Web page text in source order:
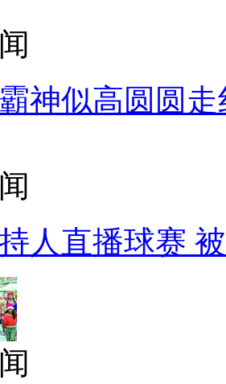
神似高圆圆走
人直播球赛